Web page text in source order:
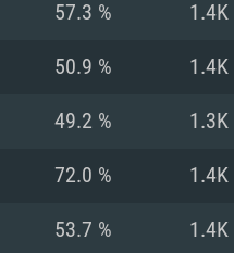
superior
Memória: 16 GB ou
Placa Gráfica:
Nvidia GeForce
Processador:
Memória: 8 GB
Placa Gráfica:
suporte Metal.
Network: Internet
recentes (não
AMD (Radeon RX
Vulkan.
57.3 % 1.4K
50.9 % 1.4K
49.2 % 1.3K
72.0 % 1.4K
53.7 % 1.4K